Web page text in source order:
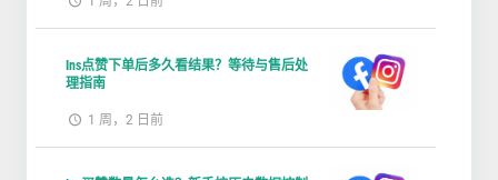
Ins点赞下单后多久看结果？等待与售后处
理指南
1 周，2 日前